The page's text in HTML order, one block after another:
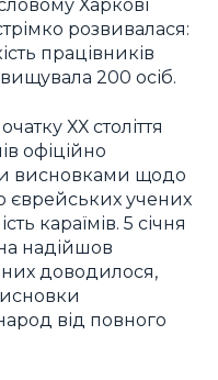
Харкові
розвивалася:
працівників
200 осіб.
ХХ століття
офіційно
висновками щодо
єврейських учених
караїмів. 5 січня
надійшов
доводилося,
від повного